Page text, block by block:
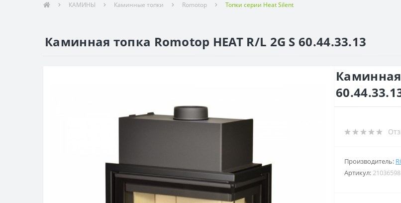
КАМИНЫ Каминные топки Romotop Топки серии Heat Silent
Каминная топка Romotop HEAT R/L 2G S 60.44.33.13
Каминная
Производитель:
Артикул:21036598